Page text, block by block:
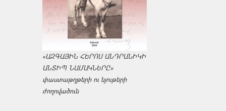
«ԱԶԳԱՅԻՆ ՀԵՐՈՍ ԱՆԴՐԱՆԻԿԻ
ԱՆՏԻՊ ՆԱՄԱԿՆԵՐԸ»
փաստաթղթերի ու նյութերի
ժողովածուն